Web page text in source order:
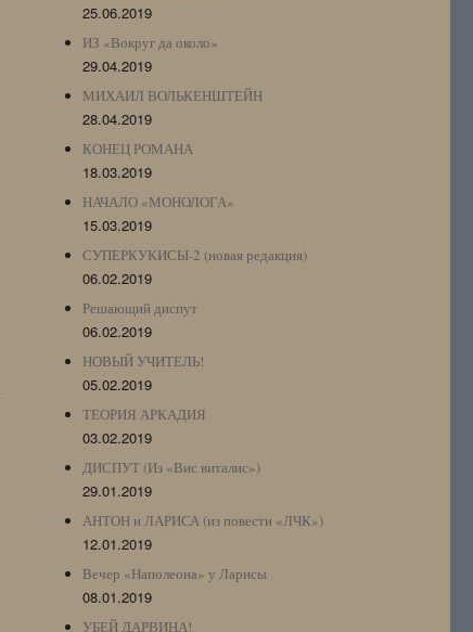
25.06.2019
ИЗ «Вокруг да около»
29.04.2019
МИХАИЛ ВОЛЬКЕНШТЕЙН
28.04.2019
КОНЕЦ РОМАНА
18.03.2019
НАЧАЛО «МОНОЛОГА»
15.03.2019
СУПЕРКУКИСЫ-2 (новая редакция)
06.02.2019
Решающий диспут
06.02.2019
НОВЫЙ УЧИТЕЛЬ!
05.02.2019
ТЕОРИЯ АРКАДИЯ
03.02.2019
ДИСПУТ (Из «Вис виталис»)
29.01.2019
АНТОН и ЛАРИСА (из повести «ЛЧК»)
12.01.2019
Вечер «Наполеона» у Ларисы
08.01.2019
УБЕЙ ДАРВИНА!